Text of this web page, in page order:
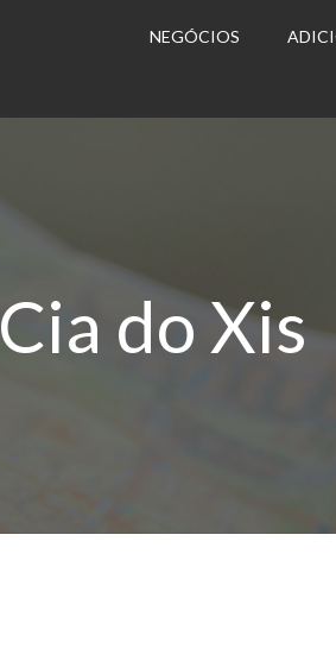
NEGÓCIOS
Cia do Xis